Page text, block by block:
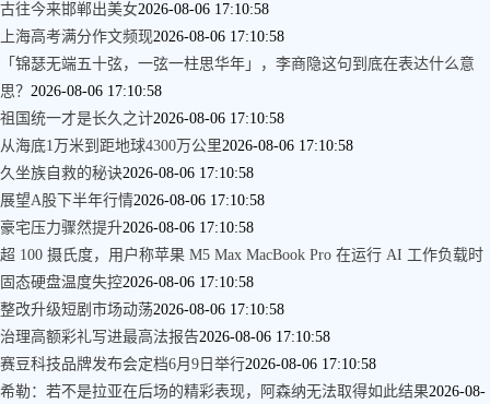
古往今来邯郸出美女2026-08-06 17:10:58
上海高考满分作文频现2026-08-06 17:10:58
「锦瑟无端五十弦，一弦一柱思华年」，李商隐这句到底在表达什么意
思？ 2026-08-06 17:10:58
祖国统一才是长久之计2026-08-06 17:10:58
从海底1万米到距地球4300万公里2026-08-06 17:10:58
久坐族自救的秘诀2026-08-06 17:10:58
展望A股下半年行情2026-08-06 17:10:58
豪宅压力骤然提升2026-08-06 17:10:58
超 100 摄氏度，用户称苹果 M5 Max MacBook Pro 在运行 AI 工作负载时
固态硬盘温度失控2026-08-06 17:10:58
整改升级短剧市场动荡2026-08-06 17:10:58
治理高额彩礼写进最高法报告2026-08-06 17:10:58
赛豆科技品牌发布会定档6月9日举行2026-08-06 17:10:58
希勒：若不是拉亚在后场的精彩表现，阿森纳无法取得如此结果2026-08-